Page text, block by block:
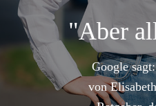
"Aber
Google
von